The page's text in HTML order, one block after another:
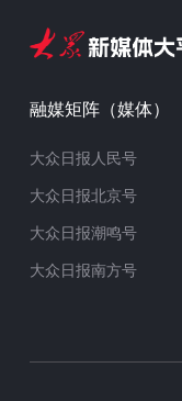
融媒矩阵（媒体）
大众日报人民号
大众日报北京号
大众日报潮鸣号
大众日报南方号